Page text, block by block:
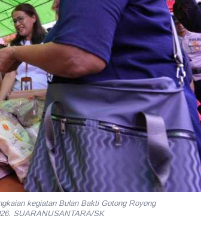
kegiatan Bulan Bakti Gotong Royong
SUARANUSANTARA/SK